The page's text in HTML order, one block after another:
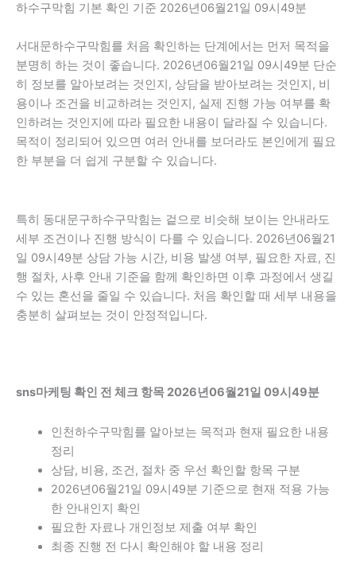
하수구막힘 기본 확인 기준 2026년06월21일 09시49분
서대문하수구막힘를 처음 확인하는 단계에서는 먼저 목적을
분명히 하는 것이 좋습니다. 2026년06월21일 09시49분 단순
히 정보를 알아보려는 것인지, 상담을 받아보려는 것인지, 비
용이나 조건을 비교하려는 것인지, 실제 진행 가능 여부를 확
인하려는 것인지에 따라 필요한 내용이 달라질 수 있습니다.
목적이 정리되어 있으면 여러 안내를 보더라도 본인에게 필요
한 부분을 더 쉽게 구분할 수 있습니다.
특히 동대문구하수구막힘는 겉으로 비슷해 보이는 안내라도
세부 조건이나 진행 방식이 다를 수 있습니다. 2026년06월21
일 09시49분 상담 가능 시간, 비용 발생 여부, 필요한 자료, 진
행 절차, 사후 안내 기준을 함께 확인하면 이후 과정에서 생길
수 있는 혼선을 줄일 수 있습니다. 처음 확인할 때 세부 내용을
충분히 살펴보는 것이 안정적입니다.
sns마케팅 확인 전 체크 항목 2026년06월21일 09시49분
인천하수구막힘를 알아보는 목적과 현재 필요한 내용
정리
상담, 비용, 조건, 절차 중 우선 확인할 항목 구분
2026년06월21일 09시49분 기준으로 현재 적용 가능
한 안내인지 확인
필요한 자료나 개인정보 제출 여부 확인
최종 진행 전 다시 확인해야 할 내용 정리